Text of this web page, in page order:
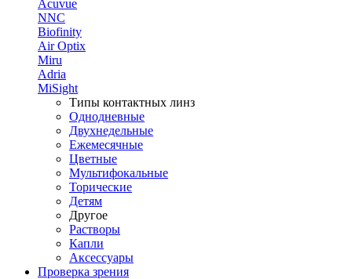
Acuvue
NNC
Biofinity
Air Optix
Miru
Adria
MiSight
Типы контактных линз
Однодневные
Двухнедельные
Ежемесячные
Цветные
Мультифокальные
Торические
Детям
Другое
Растворы
Капли
Аксессуары
Проверка зрения